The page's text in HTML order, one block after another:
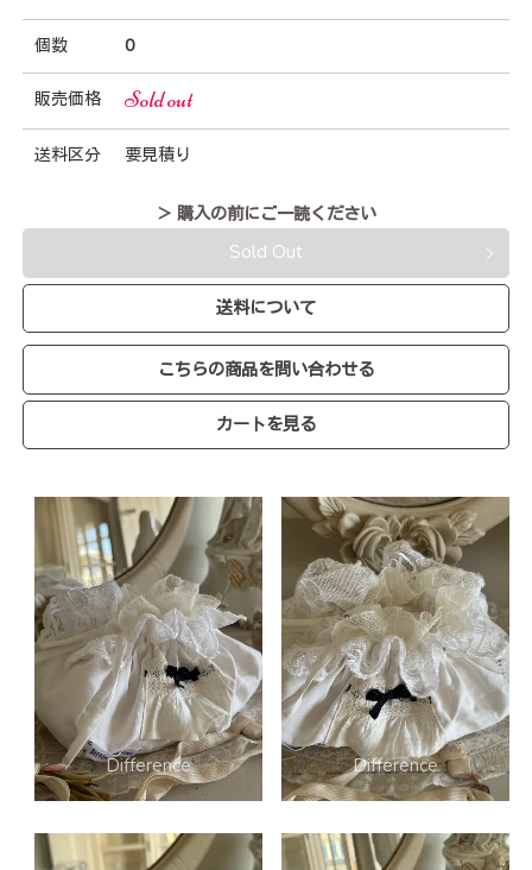
個数 0
販売価格 Sold out
送料区分 要見積り
＞ 購入の前にご一読ください
Sold Out
送料について
こちらの商品を問い合わせる
カートを見る